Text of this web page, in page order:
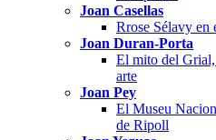
Joan Casellas
Rrose Sélavy en
Joan Duran-Porta
El mito del
arte
Joan Pey
El Museu
de Ripoll